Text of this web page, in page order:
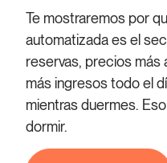
Te mostraremos por
automatizada es el
reservas, precios más
más ingresos todo el
mientras duermes.
dormir.